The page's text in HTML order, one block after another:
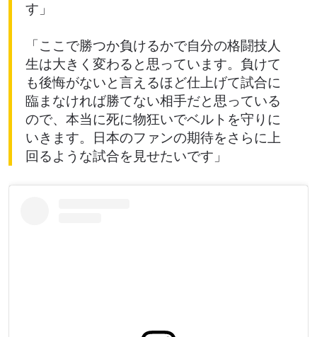
す」
「ここで勝つか負けるかで自分の格闘技人
生は大きく変わると思っています。負けて
も後悔がないと言えるほど仕上げて試合に
臨まなければ勝てない相手だと思っている
ので、本当に死に物狂いでベルトを守りに
いきます。日本のファンの期待をさらに上
回るような試合を見せたいです」
ハイライトを見る
購読
このフォームを送信することにより、お客様は当
社のプライバシーポリシーに基づく情報の収集、
使用および開示に同意したことになります。お客
様は、いつでも配信を停止することができます。